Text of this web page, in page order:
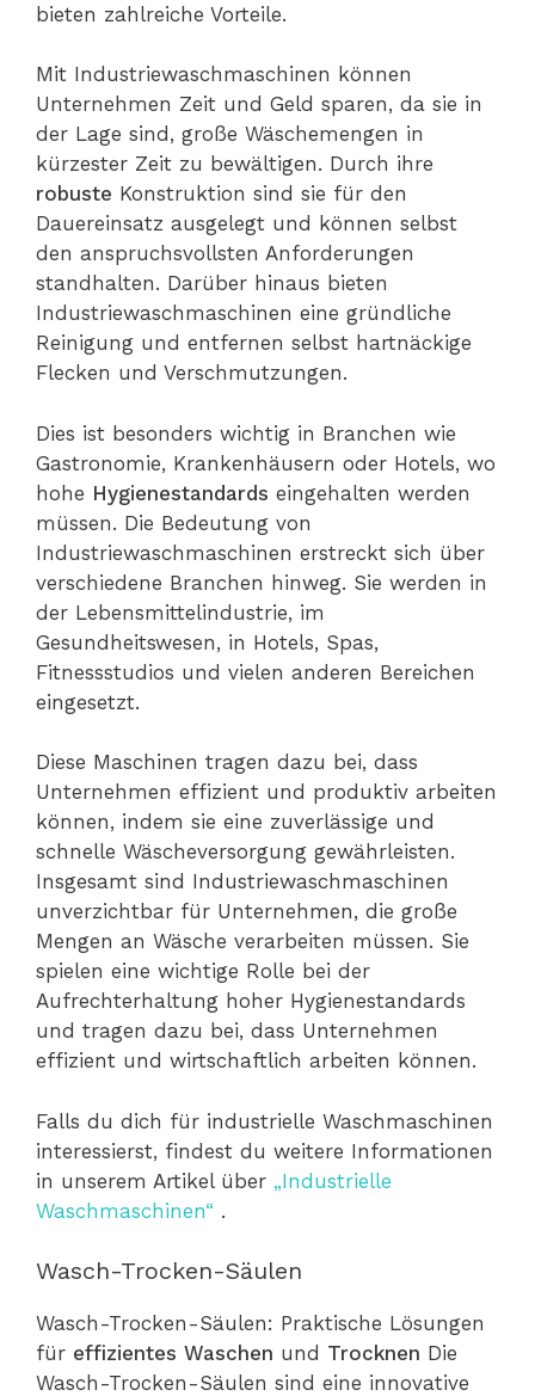
bieten zahlreiche Vorteile.
Mit Industriewaschmaschinen können
Unternehmen Zeit und Geld sparen, da sie in
der Lage sind, große Wäschemengen in
kürzester Zeit zu bewältigen. Durch ihre
robuste Konstruktion sind sie für den
Dauereinsatz ausgelegt und können selbst
den anspruchsvollsten Anforderungen
standhalten. Darüber hinaus bieten
Industriewaschmaschinen eine gründliche
Reinigung und entfernen selbst hartnäckige
Flecken und Verschmutzungen.
Dies ist besonders wichtig in Branchen wie
Gastronomie, Krankenhäusern oder Hotels, wo
hohe Hygienestandards eingehalten werden
müssen. Die Bedeutung von
Industriewaschmaschinen erstreckt sich über
verschiedene Branchen hinweg. Sie werden in
der Lebensmittelindustrie, im
Gesundheitswesen, in Hotels, Spas,
Fitnessstudios und vielen anderen Bereichen
eingesetzt.
Diese Maschinen tragen dazu bei, dass
Unternehmen effizient und produktiv arbeiten
können, indem sie eine zuverlässige und
schnelle Wäscheversorgung gewährleisten.
Insgesamt sind Industriewaschmaschinen
unverzichtbar für Unternehmen, die große
Mengen an Wäsche verarbeiten müssen. Sie
spielen eine wichtige Rolle bei der
Aufrechterhaltung hoher Hygienestandards
und tragen dazu bei, dass Unternehmen
effizient und wirtschaftlich arbeiten können.
Falls du dich für industrielle Waschmaschinen
interessierst, findest du weitere Informationen
in unserem Artikel über „Industrielle
Waschmaschinen“ .
Wasch-Trocken-Säulen
Wasch-Trocken-Säulen: Praktische Lösungen
für effizientes Waschen und Trocknen Die
Wasch-Trocken-Säulen sind eine innovative